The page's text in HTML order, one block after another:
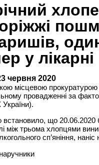
у лікарні
червня 2020
місцевою
провадженні за
України).
встановило, що 20.06.2020
між трьома хлопцями
сп’яніння,